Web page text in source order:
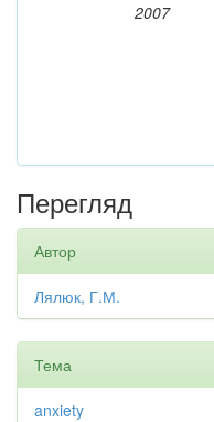
2007
Перегляд
Автор
Лялюк, Г.М.
Тема
anxiety